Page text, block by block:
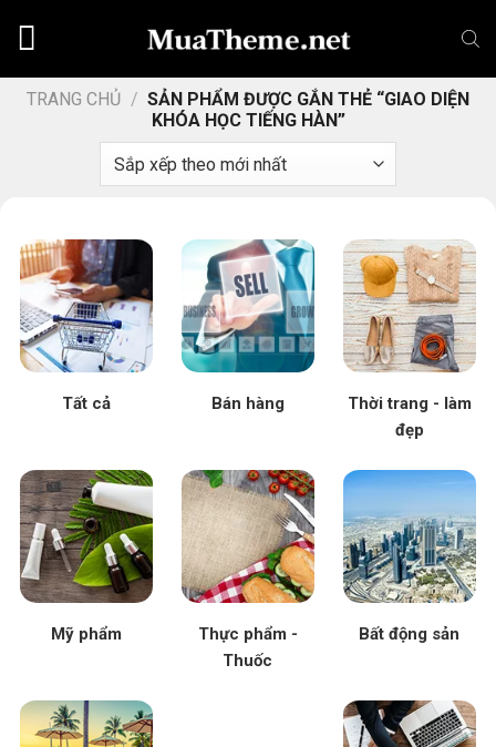
dungTRANG CHỦ / SẢN PHẨM ĐƯỢC GẮN THẺ “GIAO DIỆN
KHÓA HỌC TIẾNG HÀN”
Tất cả Bán hàng
Thời trang - làm
đẹp
Mỹ phẩm
Thực phẩm -
Thuốc
Bất động sản